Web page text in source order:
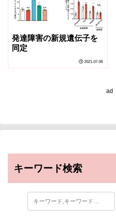
発達障害の新規遺伝子を
同定
2021-07-06
ad
キーワード検索